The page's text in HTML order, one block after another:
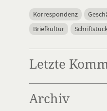
Korrespondenz
Briefkultur
Letzte
Archiv